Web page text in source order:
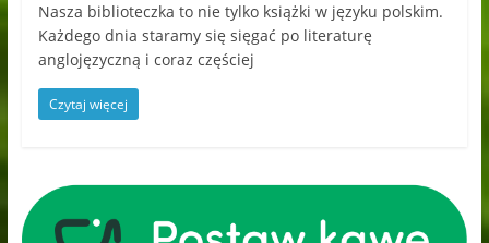
Nasza biblioteczka to nie tylko książki w języku polskim.
Każdego dnia staramy się sięgać po literaturę
anglojęzyczną i coraz częściej
Czytaj więcej